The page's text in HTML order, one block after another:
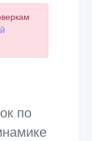
по